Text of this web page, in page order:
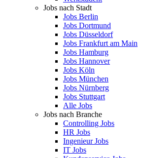
Jobs nach Stadt
Jobs Berlin
Jobs Dortmund
Jobs Düsseldorf
Jobs Frankfurt am Main
Jobs Hamburg
Jobs Hannover
Jobs Köln
Jobs München
Jobs Nürnberg
Jobs Stuttgart
Alle Jobs
Jobs nach Branche
Controlling Jobs
HR Jobs
Ingenieur Jobs
IT Jobs